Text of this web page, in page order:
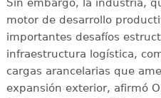
Sin embargo, la industria,
motor de desarrollo
importantes desafíos
infraestructura logística,
cargas arancelarias que
expansión exterior, afirmó